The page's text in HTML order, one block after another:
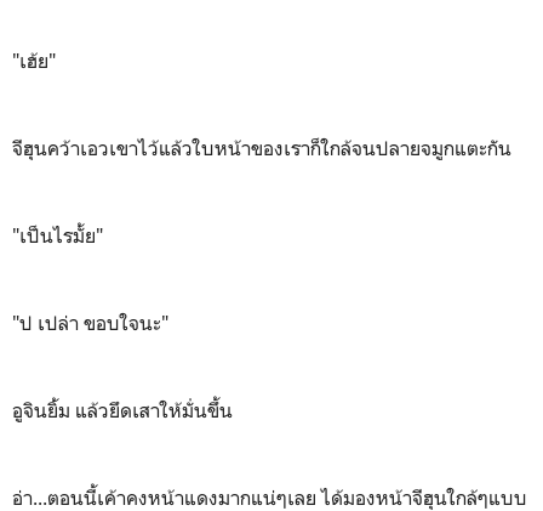
"เฮ้ย"
จีฮุนคว้าเอวเขาไว้แล้วใบหน้าของเราก็ใกล้จนปลายจมูกแตะกัน
"เป็นไรมั้ย"
"ป เปล่า ขอบใจนะ"
อูจินยิ้ม แล้วยึดเสาให้มั่นขึ้น
อ่า...ตอนนี้เค้าคงหน้าแดงมากแน่ๆเลย ได้มองหน้าจีฮุนใกล้ๆแบบ